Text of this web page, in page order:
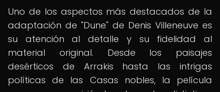
Uno de los aspectos más destacados de la
adaptación de "Dune" de Denis Villeneuve es
su atención al detalle y su fidelidad al
material original. Desde los paisajes
desérticos de Arrakis hasta las intrigas
políticas de las Casas nobles, la película